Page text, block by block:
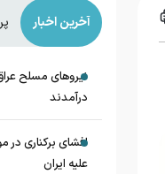
آخرین اخبار
نیروهای مسلح
درآمدند
افشای برکناری
علیه ایران